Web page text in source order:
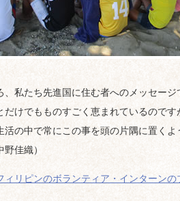
、私たち先進国に住む者へのメッセー
だけでもものすごく恵まれているので
活の中で常にこの事を頭の片隅に置く
佳織）
ィリピンのボランティア・インターンの